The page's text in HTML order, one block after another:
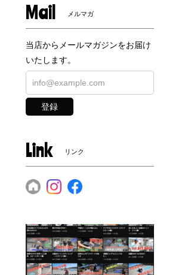
Mail メルマガ
当店からメールマガジンをお届け
いたします。
登録
Link リンク